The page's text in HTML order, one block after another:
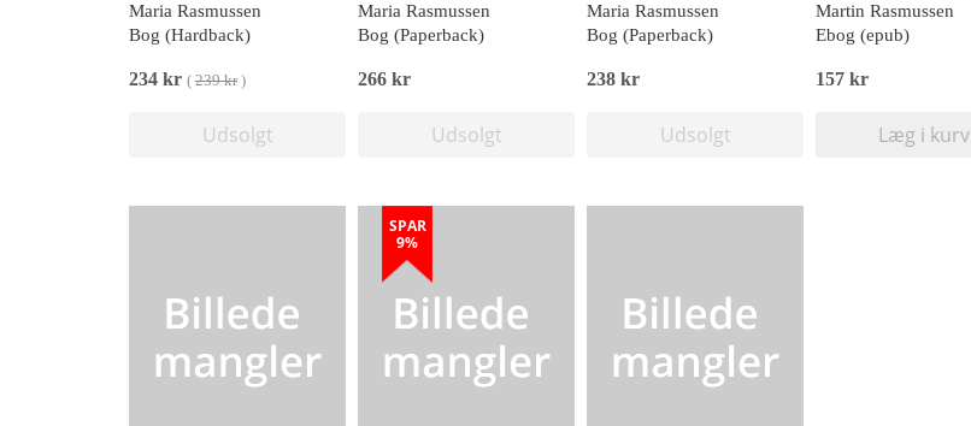
Maria Rasmussen
Bog (Hardback)
234 kr ( 239 kr)
Udsolgt
Maria Rasmussen
Bog (Paperback)
266 kr
Udsolgt
Maria Rasmussen
Bog (Paperback)
238 kr
Udsolgt
Martin Rasmussen
Ebog (epub)
157 kr
Læg i kurv
SPAR
9%